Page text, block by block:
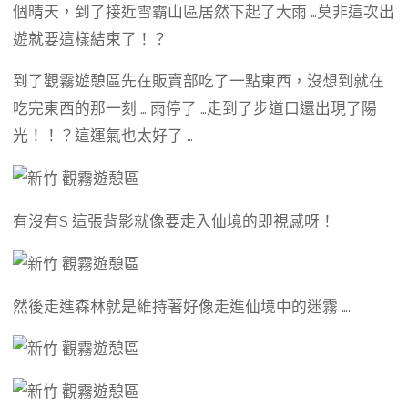
個晴天，到了接近雪霸山區居然下起了大雨 …莫非這次出
遊就要這樣結束了！？
到了觀霧遊憩區先在販賣部吃了一點東西，沒想到就在
吃完東西的那一刻 … 雨停了 …走到了步道口還出現了陽
光！！？這運氣也太好了 …
有沒有S 這張背影就像要走入仙境的即視感呀！
然後走進森林就是維持著好像走進仙境中的迷霧 ….